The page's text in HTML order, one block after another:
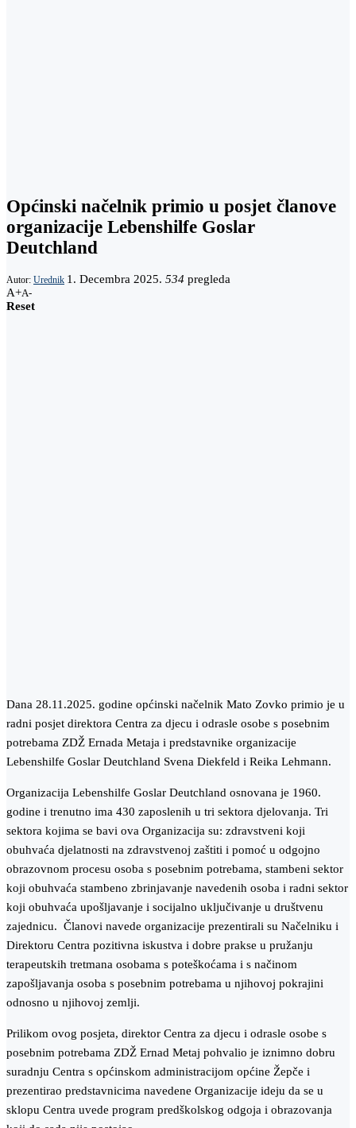
Općinski načelnik primio u posjet članove
organizacije Lebenshilfe Goslar
Deutchland
Autor: Urednik 1. Decembra 2025. 534 pregleda
A+A-
Reset
Dana 28.11.2025. godine općinski načelnik Mato Zovko primio je u
radni posjet direktora Centra za djecu i odrasle osobe s posebnim
potrebama ZDŽ Ernada Metaja i predstavnike organizacije
Lebenshilfe Goslar Deutchland Svena Diekfeld i Reika Lehmann.
Organizacija Lebenshilfe Goslar Deutchland osnovana je 1960.
godine i trenutno ima 430 zaposlenih u tri sektora djelovanja. Tri
sektora kojima se bavi ova Organizacija su: zdravstveni koji
obuhvaća djelatnosti na zdravstvenoj zaštiti i pomoć u odgojno
obrazovnom procesu osoba s posebnim potrebama, stambeni sektor
koji obuhvaća stambeno zbrinjavanje navedenih osoba i radni sektor
koji obuhvaća upošljavanje i socijalno uključivanje u društvenu
zajednicu. Članovi navede organizacije prezentirali su Načelniku i
Direktoru Centra pozitivna iskustva i dobre prakse u pružanju
terapeutskih tretmana osobama s poteškoćama i s načinom
zapošljavanja osoba s posebnim potrebama u njihovoj pokrajini
odnosno u njihovoj zemlji.
Prilikom ovog posjeta, direktor Centra za djecu i odrasle osobe s
posebnim potrebama ZDŽ Ernad Metaj pohvalio je iznimno dobru
suradnju Centra s općinskom administracijom općine Žepče i
prezentirao predstavnicima navedene Organizacije ideju da se u
sklopu Centra uvede program predškolskog odgoja i obrazovanja